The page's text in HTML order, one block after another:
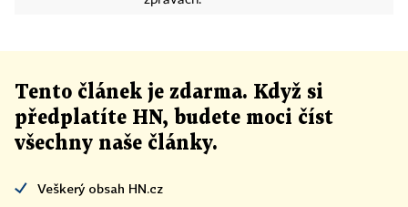
Tento článek je zdarma. Když si
předplatíte HN, budete moci číst
všechny naše články.
Veškerý obsah HN.cz